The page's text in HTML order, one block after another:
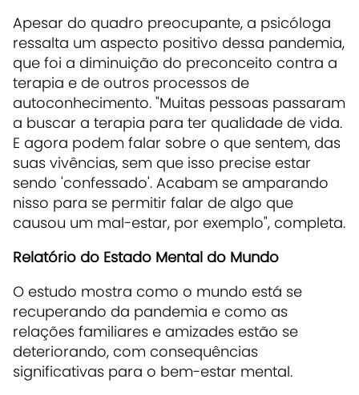
Apesar do quadro preocupante, a psicóloga
ressalta um aspecto positivo dessa pandemia,
que foi a diminuição do preconceito contra a
terapia e de outros processos de
autoconhecimento. "Muitas pessoas passaram
a buscar a terapia para ter qualidade de vida.
E agora podem falar sobre o que sentem, das
suas vivências, sem que isso precise estar
sendo 'confessado'. Acabam se amparando
nisso para se permitir falar de algo que
causou um mal-estar, por exemplo", completa.
Relatório do Estado Mental do Mundo
O estudo mostra como o mundo está se
recuperando da pandemia e como as
relações familiares e amizades estão se
deteriorando, com consequências
significativas para o bem-estar mental.